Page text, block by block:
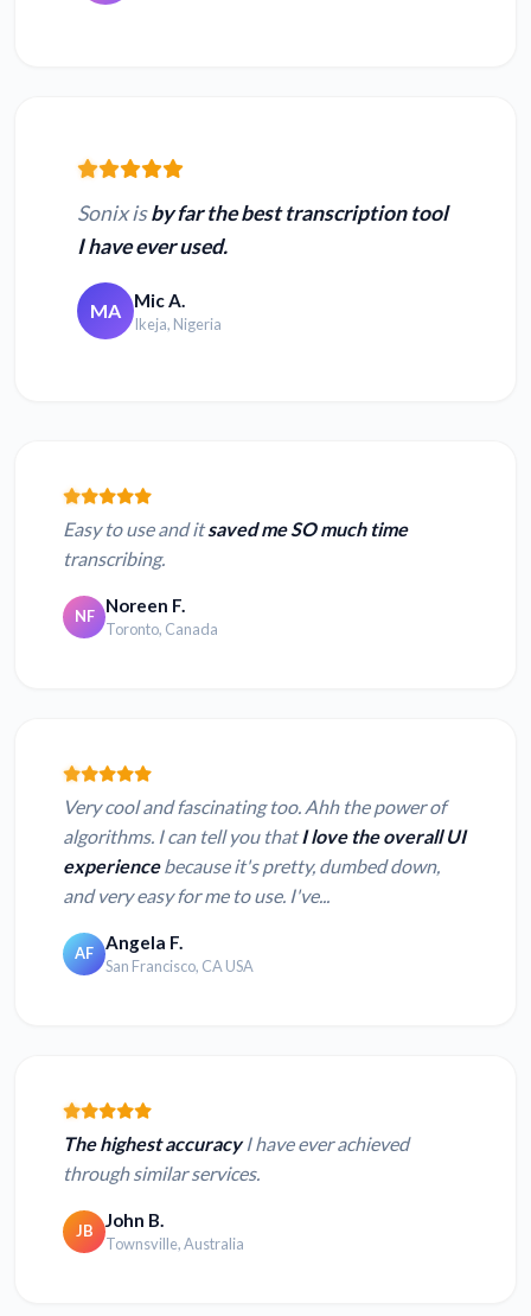
Sonix isby far the best transcription tool
I have ever used.
MA Mic A.
Ikeja, Nigeria
Easy to use and itsaved me SO much time
transcribing.
NF Noreen F.
Toronto, Canada
Very cool and fascinating too. Ahh the power of
algorithms. I can tell you thatI love the overall UI
experiencebecause it's pretty, dumbed down,
and very easy for me to use. I've...
AF Angela F.
San Francisco, CA USA
The highest accuracyI have ever achieved
through similar services.
JB John B.
Townsville, Australia